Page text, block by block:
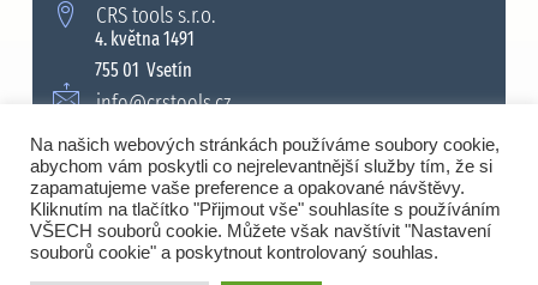
CRS tools s.r.o.
4. května 1491
755 01 Vsetín
info@crstools.cz
+420 571 990 315
© 2008 - 2026 Všechna práva vyhrazena. |
Na našich webových stránkách používáme soubory cookie,
abychom vám poskytli co nejrelevantnější služby tím, že si
zapamatujeme vaše preference a opakované návštěvy.
Kliknutím na tlačítko "Přijmout vše" souhlasíte s používáním
VŠECH souborů cookie. Můžete však navštívit "Nastavení
souborů cookie" a poskytnout kontrolovaný souhlas.